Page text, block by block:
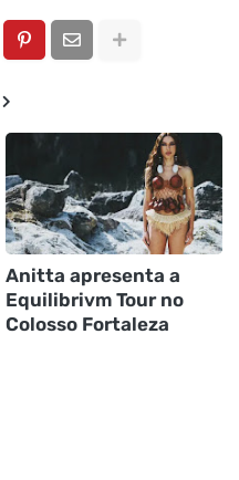
Anitta apresenta a
Equilibrivm Tour no
Colosso Fortaleza